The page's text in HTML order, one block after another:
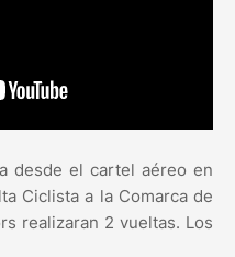
desde el cartel aéreo en
Ciclista a la Comarca de
realizaran 2 vueltas. Los